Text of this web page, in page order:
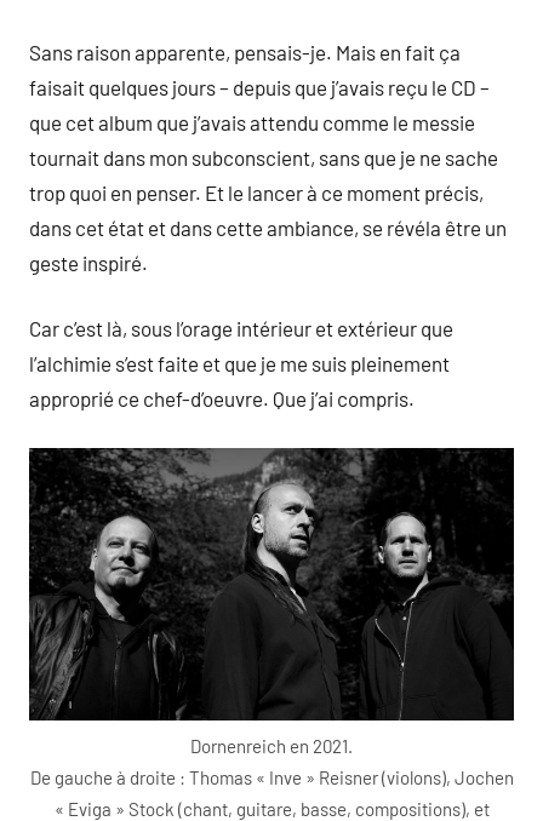
Sans raison apparente, pensais-je. Mais en fait ça
faisait quelques jours – depuis que j’avais reçu le CD –
que cet album que j’avais attendu comme le messie
tournait dans mon subconscient, sans que je ne sache
trop quoi en penser. Et le lancer à ce moment précis,
dans cet état et dans cette ambiance, se révéla être un
geste inspiré.
Car c’est là, sous l’orage intérieur et extérieur que
l’alchimie s’est faite et que je me suis pleinement
approprié ce chef-d’oeuvre. Que j’ai compris.
Dornenreich en 2021.
De gauche à droite : Thomas « Inve » Reisner (violons), Jochen
« Eviga » Stock (chant, guitare, basse, compositions), et